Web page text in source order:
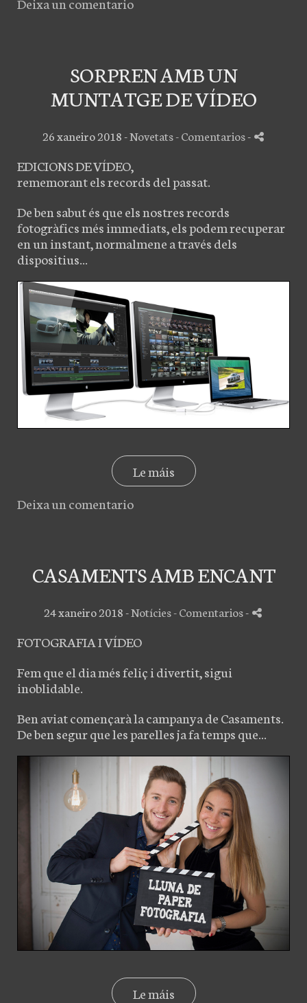
SORPREN AMB UN
MUNTATGE DE VÍDEO
26 xaneiro 2018 -Novetats- Comentarios-
EDICIONS DE VÍDEO,
rememorant els records del passat.
De ben sabut és que els nostres records
fotogràfics més immediats, els podem recuperar
en un instant, normalmene a través dels
dispositius...
Le máis
Deixa un comentario
CASAMENTS AMB ENCANT
24 xaneiro 2018 -Notícies- Comentarios-
FOTOGRAFIA I VÍDEO
Fem que el dia més feliç i divertit, sigui
inoblidable.
Ben aviat començarà la campanya de Casaments.
De ben segur que les parelles ja fa temps que...
Le máis